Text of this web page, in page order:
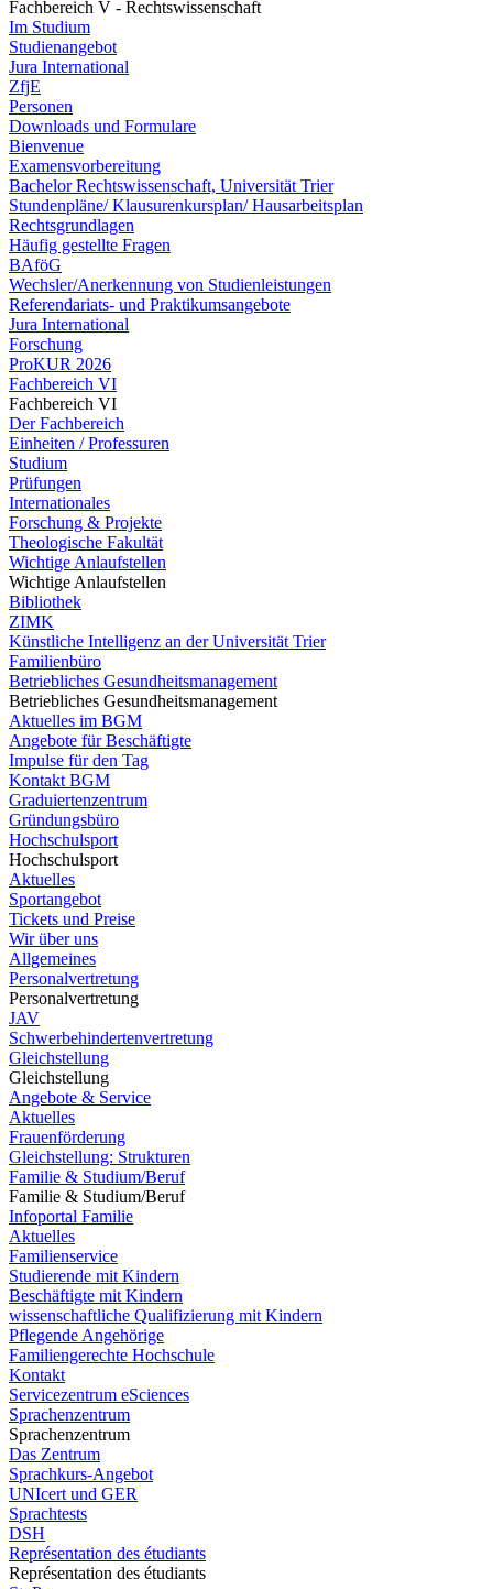
Fachbereich V - Rechtswissenschaft
Im Studium
Studienangebot
Jura International
ZfjE
Personen
Downloads und Formulare
Bienvenue
Examensvorbereitung
Bachelor Rechtswissenschaft, Universität Trier
Stundenpläne/ Klausurenkursplan/ Hausarbeitsplan
Rechtsgrundlagen
Häufig gestellte Fragen
BAföG
Wechsler/Anerkennung von Studienleistungen
Referendariats- und Praktikumsangebote
Jura International
Forschung
ProKUR 2026
Fachbereich VI
Fachbereich VI
Der Fachbereich
Einheiten / Professuren
Studium
Prüfungen
Internationales
Forschung & Projekte
Theologische Fakultät
Wichtige Anlaufstellen
Wichtige Anlaufstellen
Bibliothek
ZIMK
Künstliche Intelligenz an der Universität Trier
Familienbüro
Betriebliches Gesundheitsmanagement
Betriebliches Gesundheitsmanagement
Aktuelles im BGM
Angebote für Beschäftigte
Impulse für den Tag
Kontakt BGM
Graduiertenzentrum
Gründungsbüro
Hochschulsport
Hochschulsport
Aktuelles
Sportangebot
Tickets und Preise
Wir über uns
Allgemeines
Personalvertretung
Personalvertretung
JAV
Schwerbehindertenvertretung
Gleichstellung
Gleichstellung
Angebote & Service
Aktuelles
Frauenförderung
Gleichstellung: Strukturen
Familie & Studium/Beruf
Familie & Studium/Beruf
Infoportal Familie
Aktuelles
Familienservice
Studierende mit Kindern
Beschäftigte mit Kindern
wissenschaftliche Qualifizierung mit Kindern
Pflegende Angehörige
Familiengerechte Hochschule
Kontakt
Servicezentrum eSciences
Sprachenzentrum
Sprachenzentrum
Das Zentrum
Sprachkurs-Angebot
UNIcert und GER
Sprachtests
DSH
Représentation des étudiants
Représentation des étudiants